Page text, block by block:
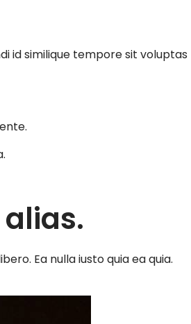
id similique tempore sit voluptas
Ea nulla iusto quia ea quia.